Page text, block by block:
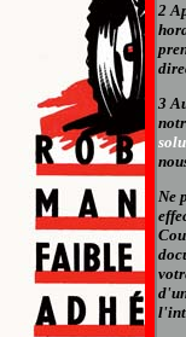
2
3
Ne